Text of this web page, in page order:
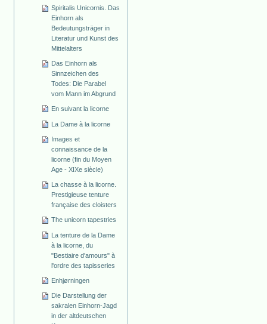
Spiritalis Unicornis. Das
Einhorn als
Bedeutungsträger in
Literatur und Kunst des
Mittelalters
Das Einhorn als
Sinnzeichen des
Todes: Die Parabel
vom Mann im Abgrund
En suivant la licorne
La Dame à la licorne
Images et
connaissance de la
licorne (fin du Moyen
Age - XIXe siècle)
La chasse à la licorne.
Prestigieuse tenture
française des cloisters
The unicorn tapestries
La tenture de la Dame
à la licorne, du
"Bestiaire d'amours" à
l'ordre des tapisseries
Enhjørningen
Die Darstellung der
sakralen Einhorn-Jagd
in der altdeutschen